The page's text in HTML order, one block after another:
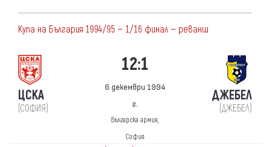
Купа на България 1994/95 — 1/16 финал — реванш
ЦСКА
(СОФИЯ)
12:1
6 декември 1994
г.
Българска армия,
София
ДЖЕБЕЛ
(ДЖЕБЕЛ)